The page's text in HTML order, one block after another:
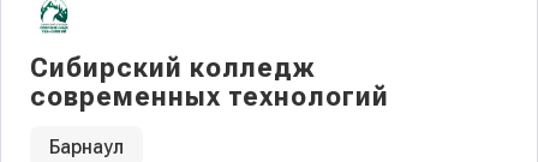
Сибирский колледж
современных технологий
Барнаул